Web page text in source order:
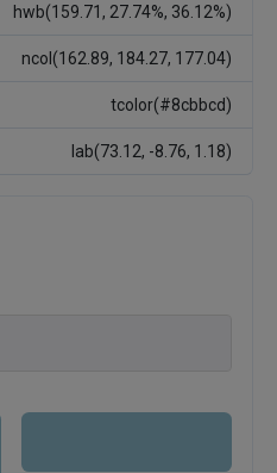
hwb(159.71, 27.74%, 36.12%)
ncol(162.89, 184.27, 177.04)
tcolor(#8cbbcd)
lab(73.12, -8.76, 1.18)